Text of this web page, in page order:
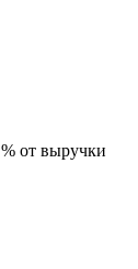
% от выручки